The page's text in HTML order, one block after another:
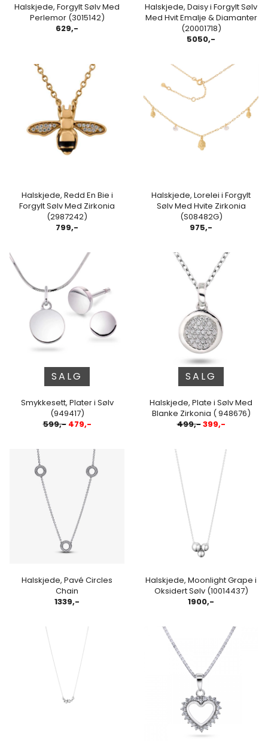
Halskjede, Forgylt Sølv Med
Perlemor (3015142)
629,-
Halskjede, Daisy i Forgylt Sølv
Med Hvit Emalje & Diamanter
(20001718)
5050,-
Halskjede, Redd En Bie i
Forgylt Sølv Med Zirkonia
(2987242)
799,-
Halskjede, Lorelei i Forgylt
Sølv Med Hvite Zirkonia
(S08482G)
975,-
SALG
Smykkesett, Plater i Sølv
(949417)
599,-479,-
SALG
Halskjede, Plate i Sølv Med
Blanke Zirkonia ( 948676)
499,-399,-
Halskjede, Pavé Circles
Chain
1339,-
Halskjede, Moonlight Grape i
Oksidert Sølv (10014437)
1900,-